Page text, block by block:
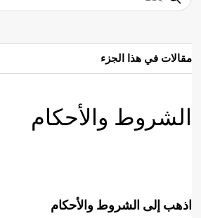
مقالات في هذا الجزء
الشروط والأحكام
اذهب إلى الشروط والأحكام